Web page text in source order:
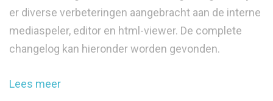
er diverse verbeteringen aangebracht aan de interne
mediaspeler, editor en html-viewer. De complete
changelog kan hieronder worden gevonden.
Lees meer